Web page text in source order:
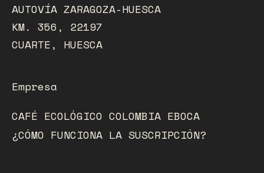
AUTOVÍA ZARAGOZA-HUESCA
KM. 356, 22197
CUARTE, HUESCA
Empresa
CAFÉ ECOLÓGICO COLOMBIA EBOCA
¿CÓMO FUNCIONA LA SUSCRIPCIÓN?